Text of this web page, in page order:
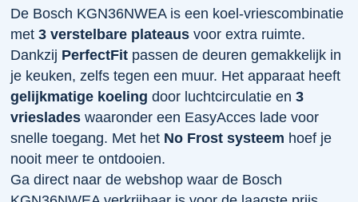
De Bosch KGN36NWEA is een koel-vriescombinatie
met3 verstelbare plateaus voor extra ruimte.
Dankzij PerfectFit passen de deuren gemakkelijk in
je keuken, zelfs tegen een muur. Het apparaat heeft
gelijkmatige koeling door luchtcirculatie en3
vrieslades waaronder een EasyAcces lade voor
snelle toegang. Met het No Frost systeem hoef je
nooit meer te ontdooien.
Ga direct naar de webshop waar de Bosch